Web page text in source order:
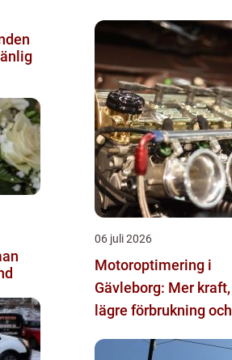
06 juli 2026
Motoroptimering i
Gävleborg: Mer kraft,
lägre förbrukning och